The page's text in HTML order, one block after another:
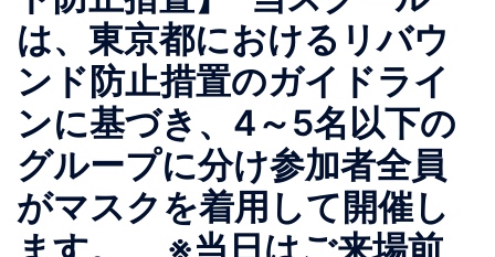
は、東京都におけるリバウ
ンド防止措置のガイドライ
ンに基づき、4～5名以下の
グループに分け参加者全員
がマスクを着用して開催し